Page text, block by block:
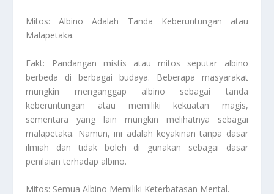
Mitos: Albino Adalah Tanda Keberuntungan atau
Malapetaka.
Fakt: Pandangan mistis atau mitos seputar albino
berbeda di berbagai budaya. Beberapa masyarakat
mungkin menganggap albino sebagai tanda
keberuntungan atau memiliki kekuatan magis,
sementara yang lain mungkin melihatnya sebagai
malapetaka. Namun, ini adalah keyakinan tanpa dasar
ilmiah dan tidak boleh di gunakan sebagai dasar
penilaian terhadap albino.
Mitos: Semua Albino Memiliki Keterbatasan Mental.